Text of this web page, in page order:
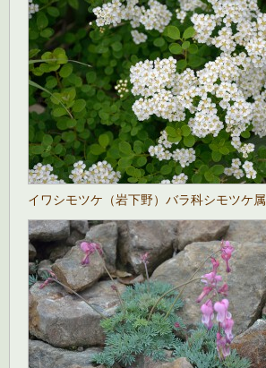
イワシモツケ（岩下野）バラ科シモツケ属